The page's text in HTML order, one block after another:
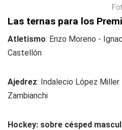
Las ternas para los
Atletismo: Enzo Moreno -
Castellón
Ajedrez: Indalecio López
Zambianchi
Hockey: sobre césped